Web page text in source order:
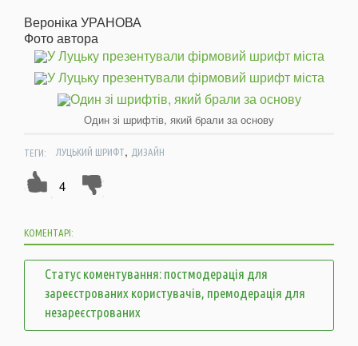
Вероніка УРАНОВА
Фото автора
Один зі шрифтів, який брали за основу
ТЕГИ: ЛУЦЬКИЙ ШРИФТ, ДИЗАЙН
4
КОМЕНТАРІ:
Статус коментування: постмодерація для
зареєстрованих користувачів, премодерація для
незареєстрованих